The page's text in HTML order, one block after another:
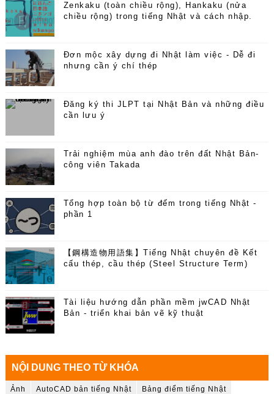
Zenkaku (toàn chiều rộng), Hankaku (nửa
chiều rộng) trong tiếng Nhật và cách nhập.
Đơn mộc xây dựng đi Nhật làm việc - Dễ đi
nhưng cần ý chí thép
Đăng ký thi JLPT tại Nhật Bản và những điều
cần lưu ý
Trải nghiệm mùa anh đào trên đất Nhật Bản-
công viên Takada
Tổng hợp toàn bộ từ đếm trong tiếng Nhật -
phần 1
【鋼構造物用語集】Tiếng Nhật chuyên đề Kết
cấu thép, cầu thép (Steel Structure Term)
Tài liệu hướng dẫn phần mềm jwCAD Nhật
Bản - triển khai bản vẽ kỹ thuật
NỘI DUNG THEO TỪ KHÓA
Ảnh AutoCAD bản tiếng Nhật Bảng điểm tiếng Nhật